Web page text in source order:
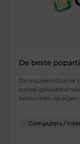
De beste
De muziekindustrie
zoveel geluisterd
bestormen op eigen
...
Computers /